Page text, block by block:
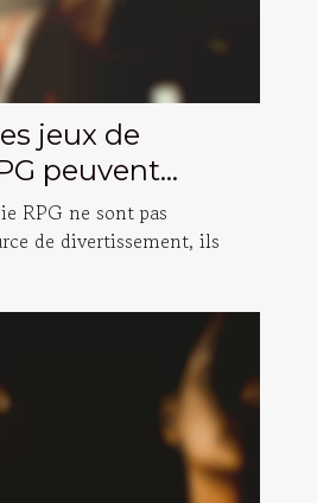
jeux de
peuvent
compétences
?
RPG ne sont pas
de divertissement, ils